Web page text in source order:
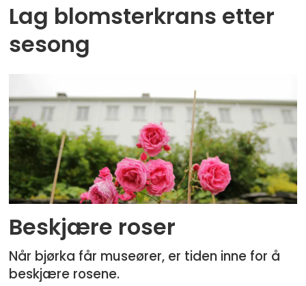
Lag blomsterkrans etter
sesong
Beskjære roser
Når bjørka får museører, er tiden inne for å
beskjære rosene.